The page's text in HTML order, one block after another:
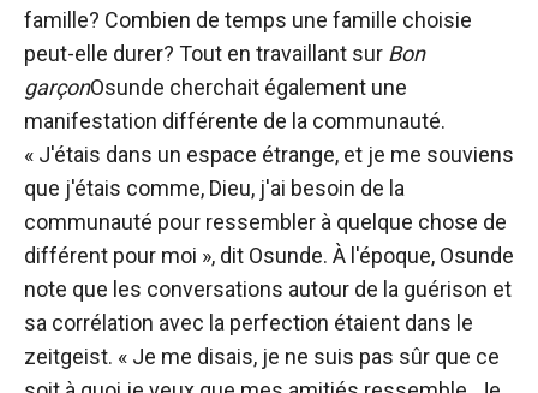
famille? Combien de temps une famille choisie
peut-elle durer? Tout en travaillant sur Bon
garçonOsunde cherchait également une
manifestation différente de la communauté.
« J'étais dans un espace étrange, et je me souviens
que j'étais comme, Dieu, j'ai besoin de la
communauté pour ressembler à quelque chose de
différent pour moi », dit Osunde. À l'époque, Osunde
note que les conversations autour de la guérison et
sa corrélation avec la perfection étaient dans le
zeitgeist. « Je me disais, je ne suis pas sûr que ce